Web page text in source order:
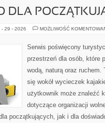
DLA
- 29 - 2026 MOŻLIWOŚĆ
Serwis poświęcony
przestrzeń dla osób, które
wodą, naturą oraz ruchem.
się wokół wycieczek
użytkownik może znaleźć
dotyczące organizacji
początkujących, jak i dla